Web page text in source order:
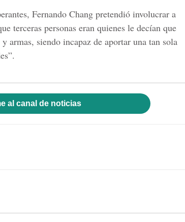
Fernando Chang pretendió involucrar a
terceras personas eran quienes le decían que
armas, siendo incapaz de aportar una tan sola
al canal de noticias